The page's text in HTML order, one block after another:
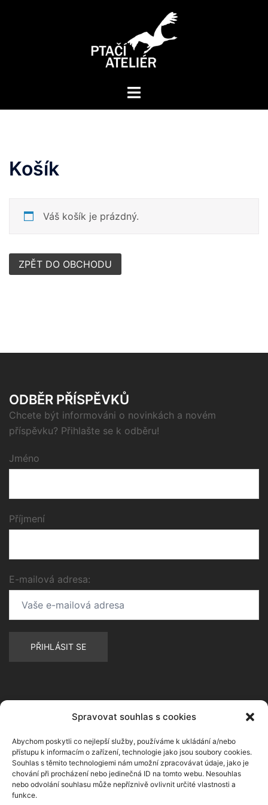
Spravovat souhlas s cookies
Abychom poskytli co nejlepší služby, používáme k ukládání a/nebo
přístupu k informacím o zařízení, technologie jako jsou soubory cookies.
Souhlas s těmito technologiemi nám umožní zpracovávat údaje, jako je
chování při procházení nebo jedinečná ID na tomto webu. Nesouhlas
nebo odvolání souhlasu může nepříznivě ovlivnit určité vlastnosti a
funkce.
Košík
Váš košík je prázdný.
ZPĚT DO OBCHODU
ODBĚR PŘÍSPĚVKŮ
Chcete být informováni o novinkách a novém
příspěvku? Přihlašte se k odběru!
Jméno
Příjmení
E-mailová adresa: